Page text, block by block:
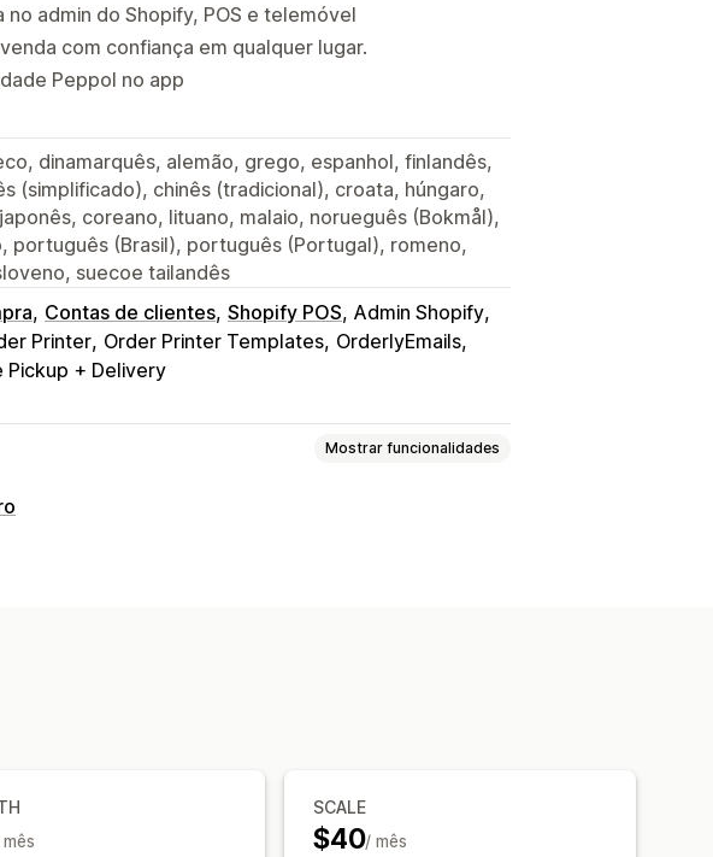
admin do Shopify, POS e telemóvel
com confiança em qualquer lugar.
Peppol no app
dinamarquês, alemão, grego, espanhol, finlandês,
(simplificado), chinês (tradicional), croata, húngaro,
coreano, lituano, malaio, norueguês (Bokmål),
português (Brasil), português (Portugal), romeno,
suecoe tailandês
Contas de clientes Shopify POS Admin Shopify
Printer Order Printer Templates OrderlyEmails
Pickup + Delivery
Mostrar funcionalidades
SCALE
$40/ mês